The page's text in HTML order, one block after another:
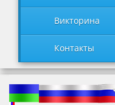
Викторина
Контакты